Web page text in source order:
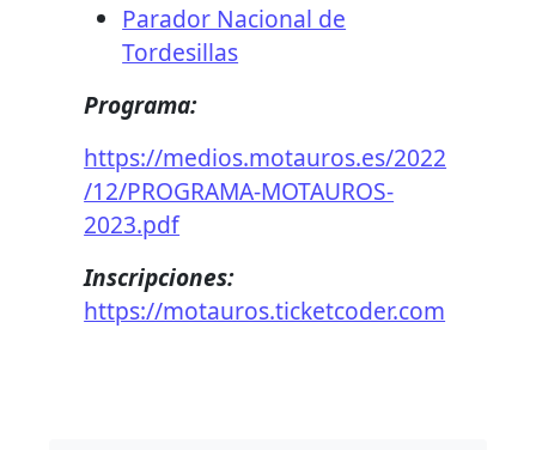
Parador Nacional de
Tordesillas
Programa:
https://medios.motauros.es/2022
/12/PROGRAMA-MOTAUROS-
2023.pdf
Inscripciones:
https://motauros.ticketcoder.com